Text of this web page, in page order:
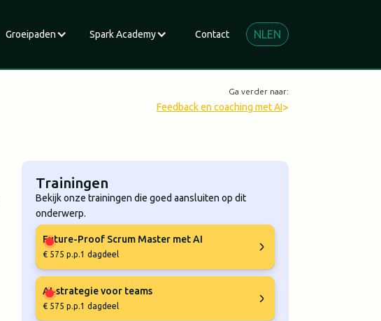
Groeipaden Spark Academy Contact NLEN
Ga verder naar:
Feedback en coaching met AI>
Trainingen
Bekijk onze trainingen die goed aansluiten op dit
onderwerp.
Future-Proof Scrum Master met AI
€ 575 p.p.1 dagdeel
AI‑strategie voor teams
€ 575 p.p.1 dagdeel